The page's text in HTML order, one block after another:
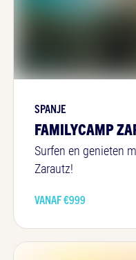
SPANJE
FAMILYCAMP
Surfen en genieten
Zarautz!
VANAF €999